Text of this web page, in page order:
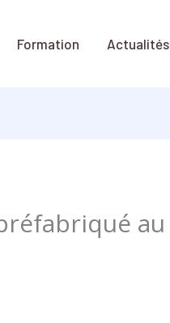
Formation Actualités
au